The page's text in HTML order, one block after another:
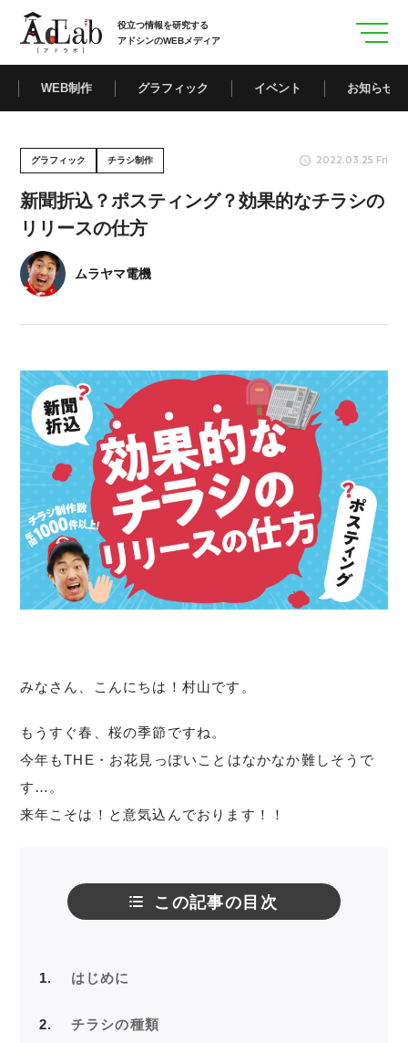
役立つ情報を研究する
アドシンのWEBメディア
WEB制作 グラフィック イベント お知らせ
グラフィック チラシ制作 2022.03.25 Fri
新聞折込？ポスティング？効果的なチラシの
リリースの仕方
ムラヤマ電機
みなさん、こんにちは！村山です。
もうすぐ春、桜の季節ですね。
今年もTHE・お花見っぽいことはなかなか難しそうで
す…。
来年こそは！と意気込んでおります！！
この記事の目次
1 はじめに
2 チラシの種類